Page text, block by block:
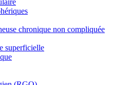
chronique non compliquée
superficielle